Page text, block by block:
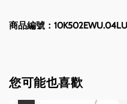
商品編號：10K502EWU.04LU
您可能也喜歡